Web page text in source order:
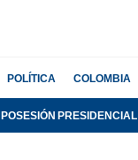
POLÍTICA COLOMBIA
POSESIÓN PRESIDENCIAL